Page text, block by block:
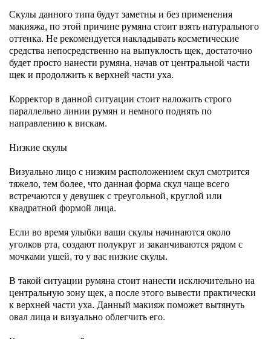
Скулы данного типа будут заметны и без применения
макияжа, по этой причине румяна стоит взять натурального
оттенка. Не рекомендуется накладывать косметические
средства непосредственно на выпуклость щек, достаточно
будет просто нанести румяна, начав от центральной части
щек и продолжить к верхней части уха.
Корректор в данной ситуации стоит наложить строго
параллельно линии румян и немного поднять по
направлению к вискам.
Низкие скулы
Визуально лицо с низким расположением скул смотрится
тяжело, тем более, что данная форма скул чаще всего
встречаются у девушек с треугольной, круглой или
квадратной формой лица.
Если во время улыбки ваши скулы начинаются около
уголков рта, создают полукруг и заканчиваются рядом с
мочками ушей, то у вас низкие скулы.
В такой ситуации румяна стоит нанести исключительно на
центральную зону щек, а после этого вывести практически
к верхней части уха. Данный макияж поможет вытянуть
овал лица и визуально облегчить его.